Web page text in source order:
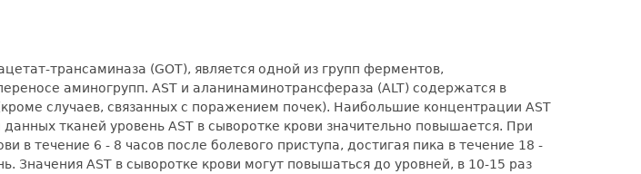
трансаминаза (GOT), является одной из групп ферментов,
аминогрупп. AST и аланинаминотрансфераза (ALT) содержатся в
случаев, связанных с поражением почек). Наибольшие концентрации AST
тканей уровень AST в сыворотке крови значительно повышается. При
течение 6 - 8 часов после болевого приступа, достигая пика в течение 18 -
Значения AST в сыворотке крови могут повышаться до уровней, в 10-15 раз